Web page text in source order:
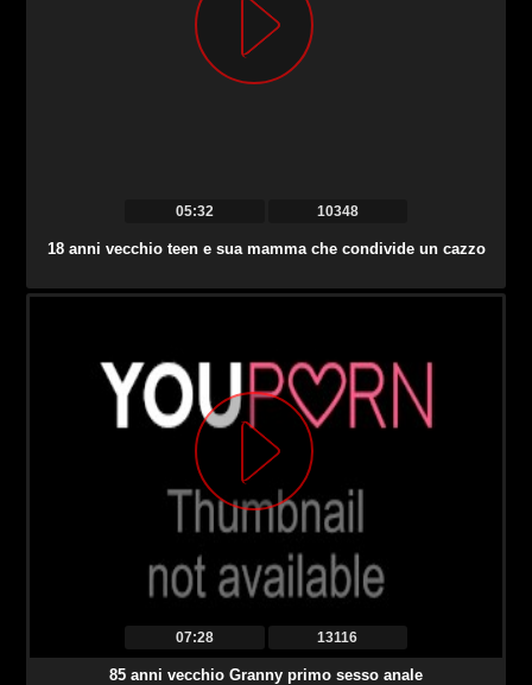
05:32 10348
18 anni vecchio teen e sua mamma che condivide un cazzo
07:28 13116
85 anni vecchio Granny primo sesso anale